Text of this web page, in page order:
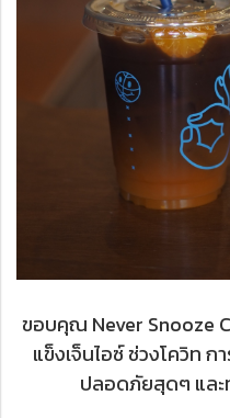
ขอบคุณ Never Snooze
แข็งเจ็นไอซ์ ช่วงโควิท ก
ปลอดภัยสุดๆ และ